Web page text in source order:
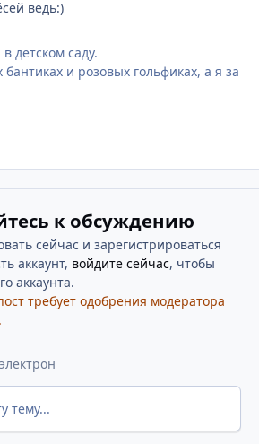
ведь:)
детском саду.
и розовых гольфиках, а я за
к обсуждению
сейчас и зарегистрироваться
аккаунт, войдите сейчас, чтобы
аккаунта.
требует одобрения модератора
тему...